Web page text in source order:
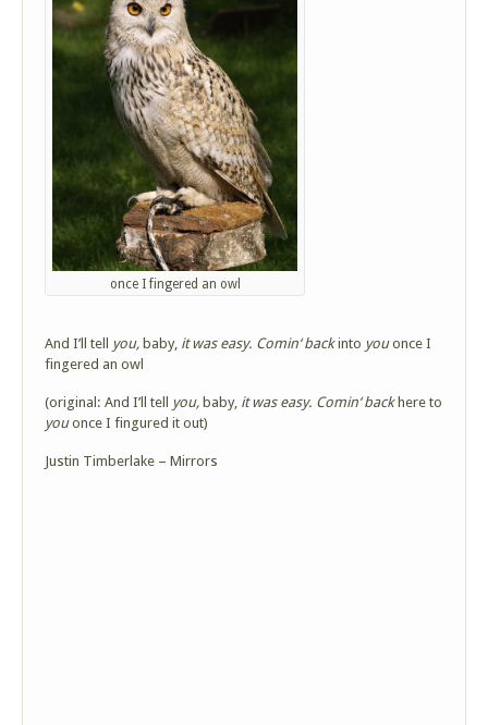
once I fingered an owl
And I’ll tell you, baby, it was easy. Comin‘backinto youonce I
fingered an owl
(original: And I’ll tell you, baby, it was easy. Comin‘backhere to
youonce I fingured it out)
Justin Timberlake – Mirrors